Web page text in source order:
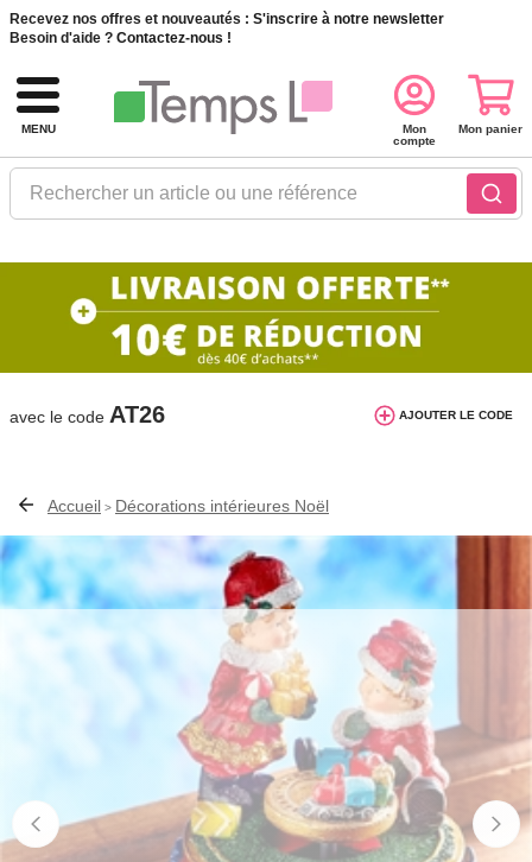
Recevez nos offres et nouveautés : S'inscrire à notre newsletter
Besoin d'aide ? Contactez-nous !
MENU
Rechercher un article ou une référence
Mon
compte
Mon panier
10€ de réduction dès 40€ d'achat. Offre
valable du 03/08/2026 au 12/08/2026.
avec le code AT26
AJOUTER LE CODE
Accueil > Décorations intérieures Noël